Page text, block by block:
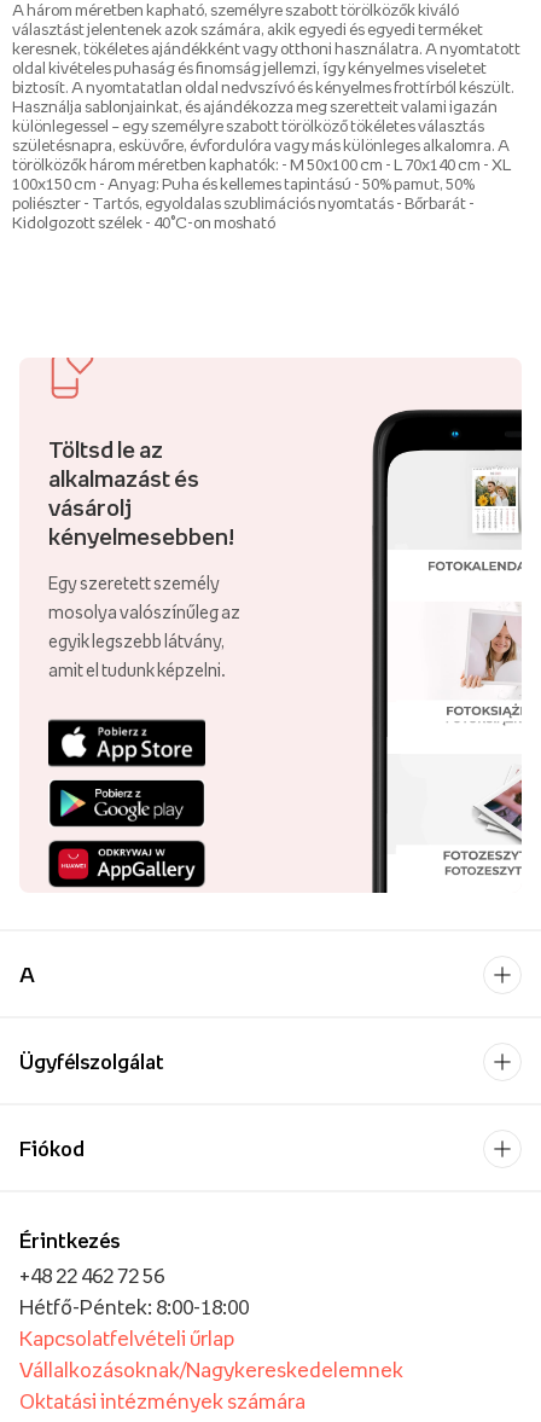
A három méretben kapható, személyre szabott törölközők kiváló
választást jelentenek azok számára, akik egyedi és egyedi terméket
keresnek, tökéletes ajándékként vagy otthoni használatra. A nyomtatott
oldal kivételes puhaság és finomság jellemzi, így kényelmes viseletet
biztosít. A nyomtatatlan oldal nedvszívó és kényelmes frottírból készült.
Használja sablonjainkat, és ajándékozza meg szeretteit valami igazán
különlegessel – egy személyre szabott törölköző tökéletes választás
születésnapra, esküvőre, évfordulóra vagy más különleges alkalomra. A
törölközők három méretben kaphatók: - M 50x100 cm - L 70x140 cm - XL
100x150 cm - Anyag: Puha és kellemes tapintású - 50% pamut, 50%
poliészter - Tartós, egyoldalas szublimációs nyomtatás - Bőrbarát -
Kidolgozott szélek - 40°C-on mosható
Töltsd le az
alkalmazást és
vásárolj
kényelmesebben!
Egy szeretett személy
mosolya valószínűleg az
egyik legszebb látvány,
amit el tudunk képzelni.
A
Ügyfélszolgálat
Érintkezés
+48 22 462 72 56
Hétfő-Péntek: 8:00-18:00
Kapcsolatfelvételi űrlap
Vállalkozásoknak/Nagykereskedelemnek
Oktatási intézmények számára
Fiókod